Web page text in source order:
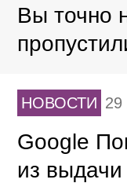
Вы точно
НОВОСТИ 29
Google
из